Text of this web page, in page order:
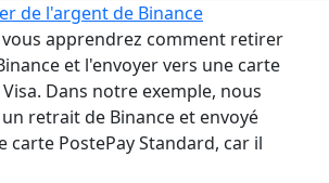
de l'argent de Binance
vous apprendrez comment retirer
et l'envoyer vers une carte
Dans notre exemple, nous
retrait de Binance et envoyé
carte PostePay Standard, car il